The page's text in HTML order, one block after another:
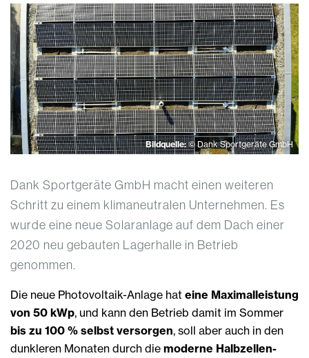
Bildquelle:© Dank Sportgeräte GmbH
Dank Sportgeräte GmbH macht einen weiteren
Schritt zu einem klimaneutralen Unternehmen. Es
wurde eine neue Solaranlage auf dem Dach einer
2020 neu gebauten Lagerhalle in Betrieb
genommen.
Die neue Photovoltaik-Anlage hat eine Maximalleistung
von 50 kWp, und kann den Betrieb damit im Sommer
bis zu 100 % selbst versorgen, soll aber auch in den
dunkleren Monaten durch die moderne Halbzellen-